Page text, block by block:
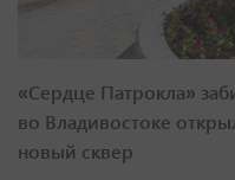
«Сердце Патрокла»
во Владивостоке
новый сквер